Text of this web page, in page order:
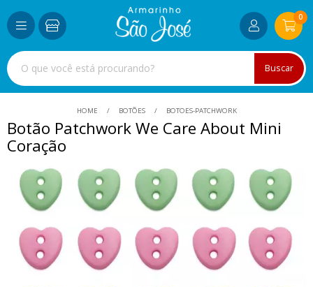
Buscar
0
HOME BOTÕES BOTOES-PATCHWORK
Botão Patchwork We Care About Mini
Coração